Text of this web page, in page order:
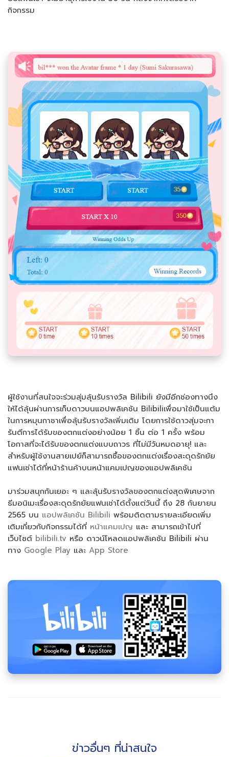
กิจกรรม
ผู้ใช้งานที่สนใจจะร่วมสุ่มลุ้นรับรางวัล Bilibili ยังมีอีกช่องทางนึง
ให้ได้ลุ้นผ่านการเก็บดาวบนแอปพลิเคชัน Bilibiliเพื่อมาใช้เป็นแต้ม
ในการหมุนกาชาเพื่อลุ้นรับรางวัลเพิ่มเติม โดยการใช้ดาวสุ่มจะกา
รันตีการได้รับของตกแต่งอย่างน้อย 1 ชิ้น ต่อ 1 ครั้ง พร้อม
โอกาสที่จะได้รับของตกแต่งแบบถาวร ที่ไม่มีวันหมดอายุ! และ
สำหรับผู้ใช้งานสายเปย์ก็สามารถซื้อของตกแต่งเรื่องสะดุดรักยัย
แฟนเช่าได้ที่หน้าร้านค้าบนหน้าแคมเปญของแอปพลิเคชัน
มาร่วมสนุกกันเยอะ ๆ และลุ้นรับรางวัลของตกแต่งสุดพิเศษจาก
ธีมอนิเมะเรื่องสะดุดรักยัยแฟนเช่าได้ตั้งแต่วันนี้ ถึง 28 กันยายน
2565 บน แอปพลิเคชัน Bilibili พร้อมติดตามรายละเอียดเพิ่ม
เติมเกี่ยวกับกิจกรรมได้ที่ หน้าแคมเปญ และ สามารถเข้าไปที่
เว็บไซต์ bilibili.tv หรือ ดาวน์โหลดแอปพลิเคชัน Bilibili ผ่าน
ทาง Google Play และ App Store
ข่าวอื่นๆ ที่น่าสนใจ